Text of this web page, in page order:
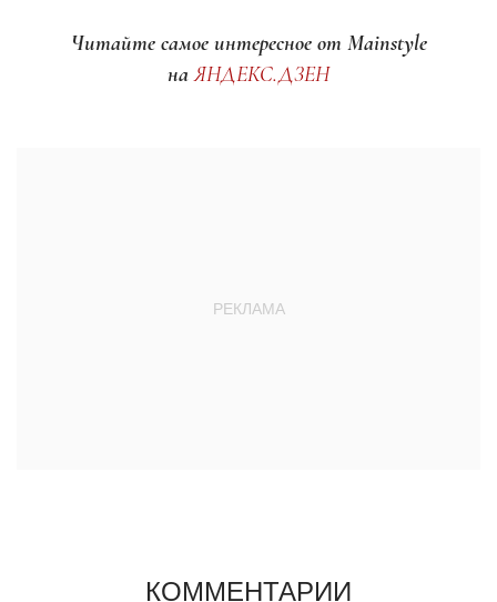
Читайте самое интересное от Mainstyle
наЯНДЕКС.ДЗЕН
КОММЕНТАРИИ